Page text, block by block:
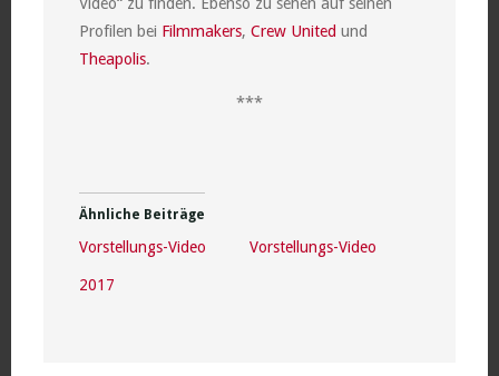
Profilen bei Filmmakers, Crew United und
Theapolis.
***
Ähnliche Beiträge
Vorstellungs-Video Vorstellungs-Video
2017